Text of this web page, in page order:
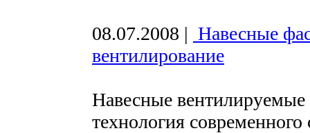
08.07.2008 | Навесные
вентилирование
Навесные
технология современного